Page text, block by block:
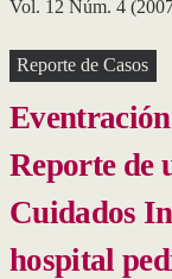
Vol. 12 Núm. 4
Reporte de Casos
Reporte de
Cuidados
hospital